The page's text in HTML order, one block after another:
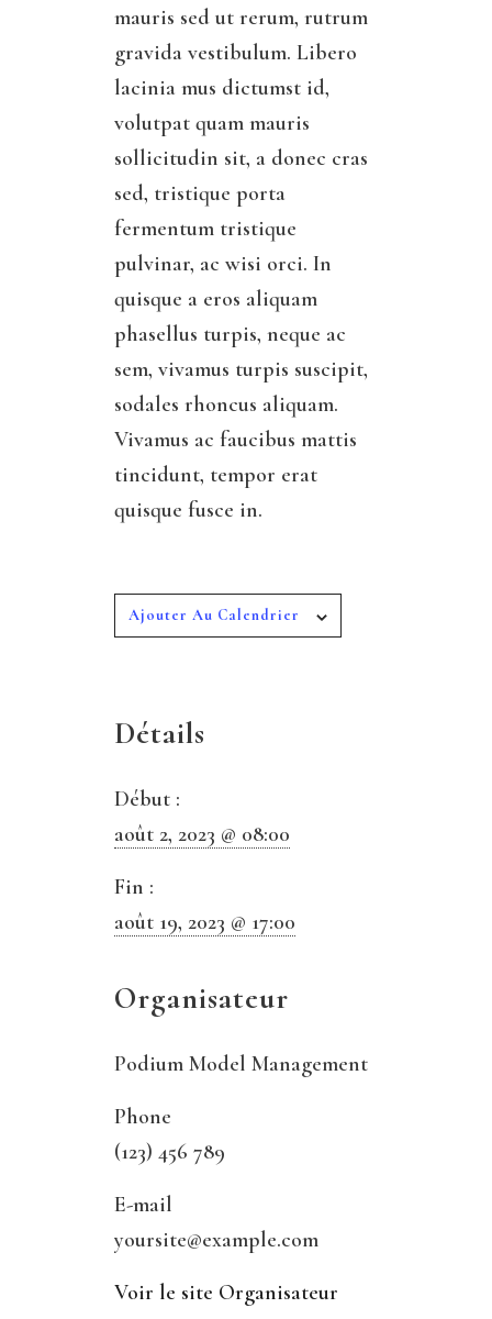
mauris sed ut rerum, rutrum
gravida vestibulum. Libero
lacinia mus dictumst id,
volutpat quam mauris
sollicitudin sit, a donec cras
sed, tristique porta
fermentum tristique
pulvinar, ac wisi orci. In
quisque a eros aliquam
phasellus turpis, neque ac
sem, vivamus turpis suscipit,
sodales rhoncus aliquam.
Vivamus ac faucibus mattis
tincidunt, tempor erat
quisque fusce in.
Ajouter Au Calendrier
Détails
Début :
août 2, 2023 @ 08:00
Fin :
août 19, 2023 @ 17:00
Organisateur
Podium Model Management
Phone
(123) 456 789
E-mail
yoursite@example.com
Voir le site Organisateur